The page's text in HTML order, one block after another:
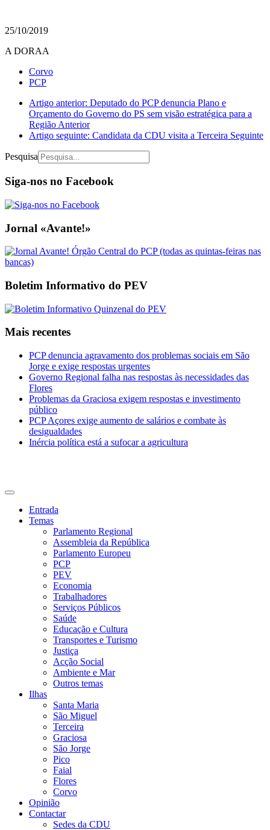
25/10/2019
A DORAA
Corvo
PCP
Artigo anterior: Deputado do PCP denuncia Plano e
Orçamento do Governo do PS sem visão estratégica para a
RegiãoAnterior
Artigo seguinte: Candidata da CDU visita a Terceira Seguinte
Pesquisa
Siga-nos no Facebook
Jornal «Avante!»
Boletim Informativo do PEV
Mais recentes
PCP denuncia agravamento dos problemas sociais em São
Jorge e exige respostas urgentes
Governo Regional falha nas respostas às necessidades das
Flores
Problemas da Graciosa exigem respostas e investimento
público
PCP Açores exige aumento de salários e combate às
desigualdades
Inércia política está a sufocar a agricultura
Entrada
Temas
Parlamento Regional
Assembleia da República
Parlamento Europeu
PCP
PEV
Economia
Trabalhadores
Serviços Públicos
Saúde
Educação e Cultura
Transportes e Turismo
Justiça
Acção Social
Ambiente e Mar
Outros temas
Ilhas
Santa Maria
São Miguel
Terceira
Graciosa
São Jorge
Pico
Faial
Flores
Corvo
Opinião
Contactar
Sedes da CDU